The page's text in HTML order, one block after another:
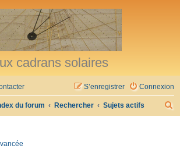
cadrans solaires
Connexion
S’enregistrer
du forum Rechercher Sujets actifs